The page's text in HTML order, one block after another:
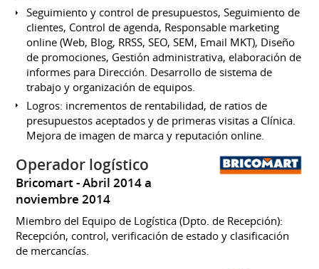
Seguimiento y control de presupuestos, Seguimiento de
clientes, Control de agenda, Responsable marketing
online (Web, Blog, RRSS, SEO, SEM, Email MKT), Diseño
de promociones, Gestión administrativa, elaboración de
informes para Dirección. Desarrollo de sistema de
trabajo y organización de equipos.
Logros: incrementos de rentabilidad, de ratios de
presupuestos aceptados y de primeras visitas a Clínica.
Mejora de imagen de marca y reputación online.
Operador logístico
Bricomart
Abril 2014 a
noviembre 2014
Miembro del Equipo de Logística (Dpto. de Recepción):
Recepción, control, verificación de estado y clasificación
de mercancías.